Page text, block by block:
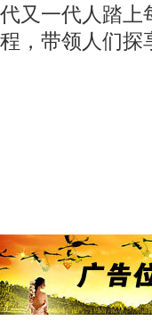
代又一代人踏上
程，带领人们探